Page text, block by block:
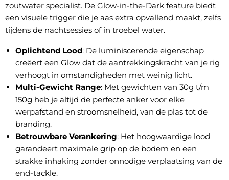
zoutwater specialist. De Glow-in-the-Dark feature biedt
een visuele trigger die je aas extra opvallend maakt, zelfs
tijdens de nachtsessies of in troebel water.
Oplichtend Lood: De luminiscerende eigenschap
creëert een Glow dat de aantrekkingskracht van je rig
verhoogt in omstandigheden met weinig licht.
Multi-Gewicht Range: Met gewichten van 30g t/m
150g heb je altijd de perfecte anker voor elke
werpafstand en stroomsnelheid, van de plas tot de
branding.
Betrouwbare Verankering: Het hoogwaardige lood
garandeert maximale grip op de bodem en een
strakke inhaking zonder onnodige verplaatsing van de
end-tackle.